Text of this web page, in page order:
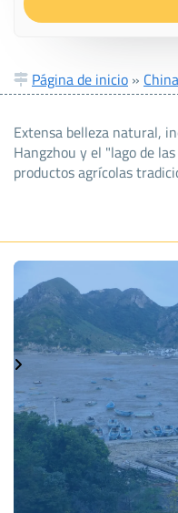
Página de inicio » China
Extensa belleza natural,
Hangzhou y el "lago de
productos agrícolas